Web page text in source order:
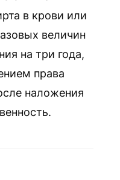
в крови или
величин
на три года,
права
наложения